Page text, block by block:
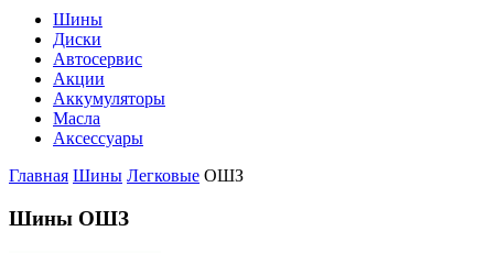
Шины
Диски
Автосервис
Акции
Аккумуляторы
Масла
Аксессуары
Главная Шины Легковые ОШЗ
Шины ОШЗ